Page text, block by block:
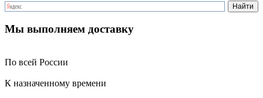
Мы выполняем доставку
По всей России
К назначенному времени